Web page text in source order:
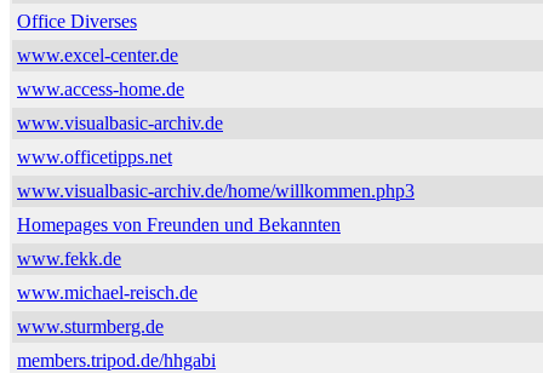
Office Diverses
www.excel-center.de
www.access-home.de
www.visualbasic-archiv.de
www.officetipps.net
www.visualbasic-archiv.de/home/willkommen.php3
Homepages von Freunden und Bekannten
www.fekk.de
www.michael-reisch.de
www.sturmberg.de
members.tripod.de/hhgabi